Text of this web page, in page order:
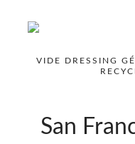
VIDE DRESSING
San